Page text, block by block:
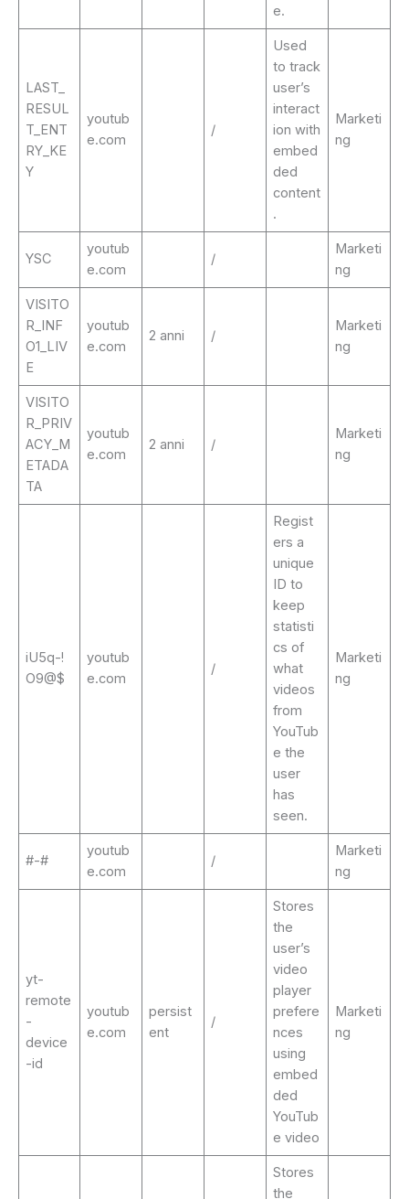
e.
LAST_
RESUL
T_ENT
RY_KE
Y
youtub
e.com
/
Used
to track
user’s
interact
ion with
embed
ded
content
.
Marketi
ng
YSC
youtub
e.com
/
Marketi
ng
VISITO
R_INF
O1_LIV
E
youtub
e.com
2 anni /
Marketi
ng
VISITO
R_PRIV
ACY_M
ETADA
TA
youtub
e.com
2 anni /
Marketi
ng
iU5q-!
O9@$
youtub
e.com
/
Regist
ers a
unique
ID to
keep
statisti
cs of
what
videos
from
YouTub
e the
user
has
seen.
Marketi
ng
#-#
youtub
e.com
/
Marketi
ng
yt-
remote
-
device
-id
youtub
e.com
persist
ent
/
Stores
the
user’s
video
player
prefere
nces
using
embed
ded
YouTub
e video
Marketi
ng
Stores
the